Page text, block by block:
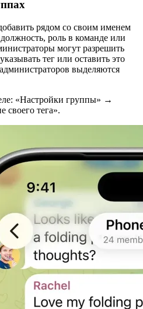
рядом со своим именем
роль в команде или
могут разрешить
тег или оставить это
выделяются
«Настройки группы» →
тега».